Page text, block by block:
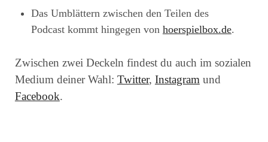
Das Umblättern zwischen den Teilen des
Podcast kommt hingegen von hoerspielbox.de.
Zwischen zwei Deckeln findest du auch im sozialen
Medium deiner Wahl: Twitter, Instagram und
Facebook.